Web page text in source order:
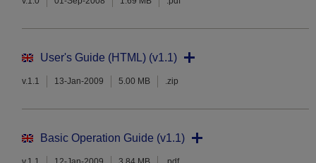
User's Guide (HTML) (v1.1)
v.1.1 13-Jan-2009 5.00 MB .zip
Basic Operation Guide (v1.1)